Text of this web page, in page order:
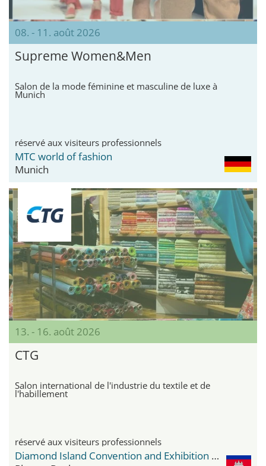
08. - 11. août 2026
Supreme Women&Men
Salon de la mode féminine et masculine de luxe à
Munich
réservé aux visiteurs professionnels
MTC world of fashion
Munich
13. - 16. août 2026
CTG
Salon international de l'industrie du textile et de
l'habillement
réservé aux visiteurs professionnels
Diamond Island Convention and Exhibition Center